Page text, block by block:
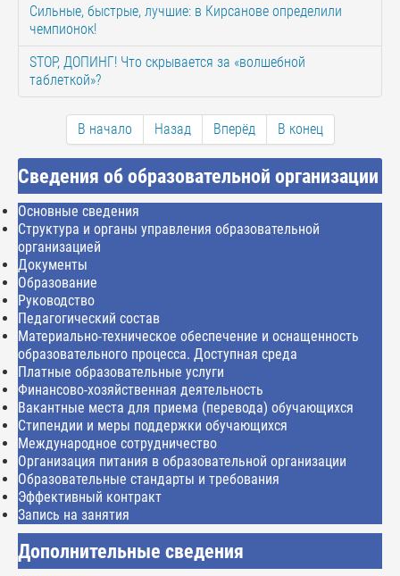
Сильные, быстрые, лучшие: в Кирсанове определили
чемпионок!
STOP, ДОПИНГ! Что скрывается за «волшебной
таблеткой»?
В начало Назад Вперёд В конец
Сведения об образовательной организации
Основные сведения
Структура и органы управления образовательной
организацией
Документы
Образование
Руководство
Педагогический состав
Материально-техническое обеспечение и оснащенность
образовательного процесса. Доступная среда
Платные образовательные услуги
Финансово-хозяйственная деятельность
Вакантные места для приема (перевода) обучающихся
Стипендии и меры поддержки обучающихся
Международное сотрудничество
Организация питания в образовательной организации
Образовательные стандарты и требования
Эффективный контракт
Запись на занятия
Дополнительные сведения